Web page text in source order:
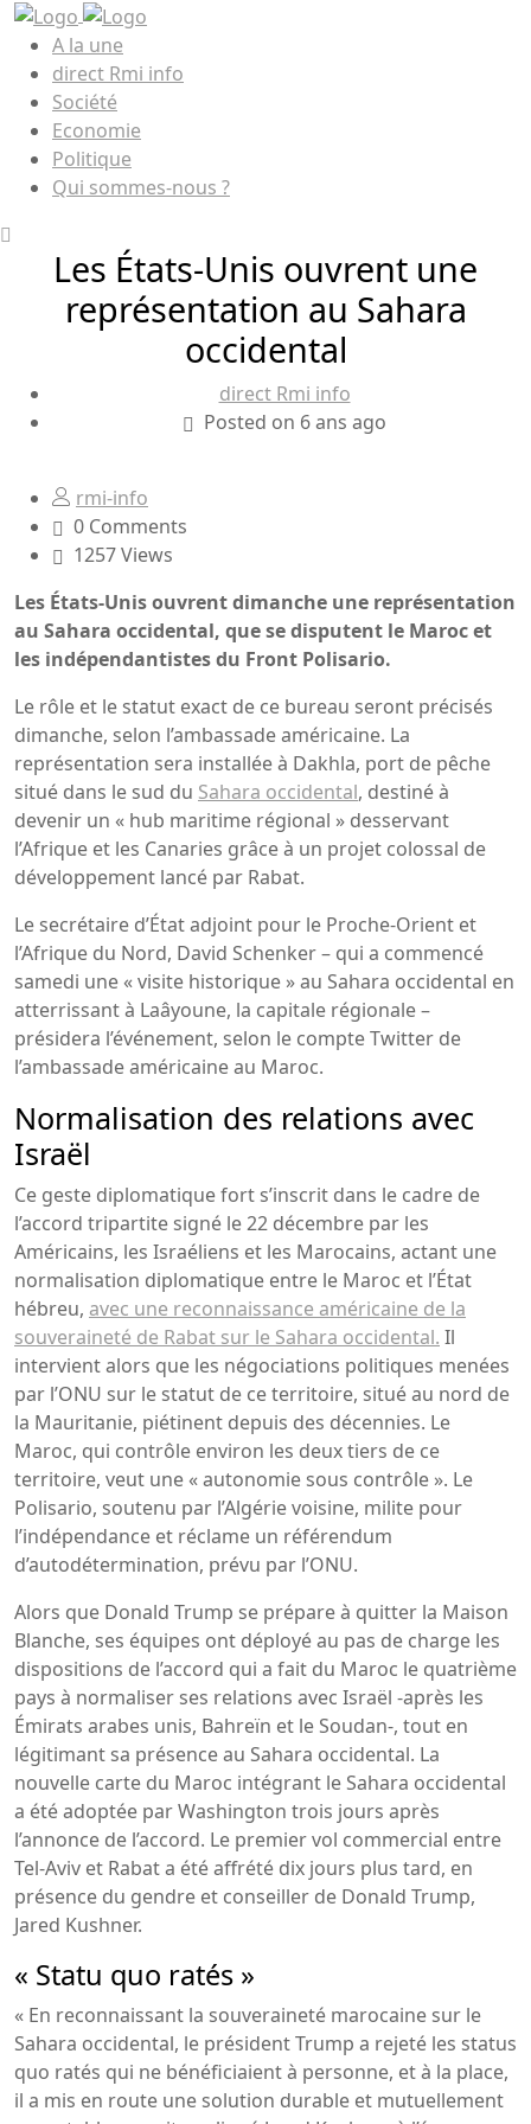
A la une
direct Rmi info
Société
Economie
Politique
Qui sommes-nous ?
Les États-Unis ouvrent une
représentation au Sahara
occidental
direct Rmi info
Posted on 6 ans ago
rmi-info
0 Comments
1257 Views
Les États-Unis ouvrent dimanche une représentation
au Sahara occidental, que se disputent le Maroc et
les indépendantistes du Front Polisario.
Le rôle et le statut exact de ce bureau seront précisés
dimanche, selon l’ambassade américaine. La
représentation sera installée à Dakhla, port de pêche
situé dans le sud du Sahara occidental, destiné à
devenir un « hub maritime régional » desservant
l’Afrique et les Canaries grâce à un projet colossal de
développement lancé par Rabat.
Le secrétaire d’État adjoint pour le Proche-Orient et
l’Afrique du Nord, David Schenker – qui a commencé
samedi une « visite historique » au Sahara occidental en
atterrissant à Laâyoune, la capitale régionale –
présidera l’événement, selon le compte Twitter de
l’ambassade américaine au Maroc.
Normalisation des relations avec
Israël
Ce geste diplomatique fort s’inscrit dans le cadre de
l’accord tripartite signé le 22 décembre par les
Américains, les Israéliens et les Marocains, actant une
normalisation diplomatique entre le Maroc et l’État
hébreu, avec une reconnaissance américaine de la
souveraineté de Rabat sur le Sahara occidental. Il
intervient alors que les négociations politiques menées
par l’ONU sur le statut de ce territoire, situé au nord de
la Mauritanie, piétinent depuis des décennies. Le
Maroc, qui contrôle environ les deux tiers de ce
territoire, veut une « autonomie sous contrôle ». Le
Polisario, soutenu par l’Algérie voisine, milite pour
l’indépendance et réclame un référendum
d’autodétermination, prévu par l’ONU.
Alors que Donald Trump se prépare à quitter la Maison
Blanche, ses équipes ont déployé au pas de charge les
dispositions de l’accord qui a fait du Maroc le quatrième
pays à normaliser ses relations avec Israël -après les
Émirats arabes unis, Bahreïn et le Soudan-, tout en
légitimant sa présence au Sahara occidental. La
nouvelle carte du Maroc intégrant le Sahara occidental
a été adoptée par Washington trois jours après
l’annonce de l’accord. Le premier vol commercial entre
Tel-Aviv et Rabat a été affrété dix jours plus tard, en
présence du gendre et conseiller de Donald Trump,
Jared Kushner.
« Statu quo ratés »
« En reconnaissant la souveraineté marocaine sur le
Sahara occidental, le président Trump a rejeté les status
quo ratés qui ne bénéficiaient à personne, et à la place,
il a mis en route une solution durable et mutuellement